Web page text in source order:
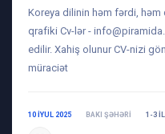
Koreya dilinin həm fərdi,
qrafiki Cv-lər -
edilir. Xahiş olunur CV-nizi
müraciət
10 IYUL 2025 BAKI ŞƏHƏRI 1-3